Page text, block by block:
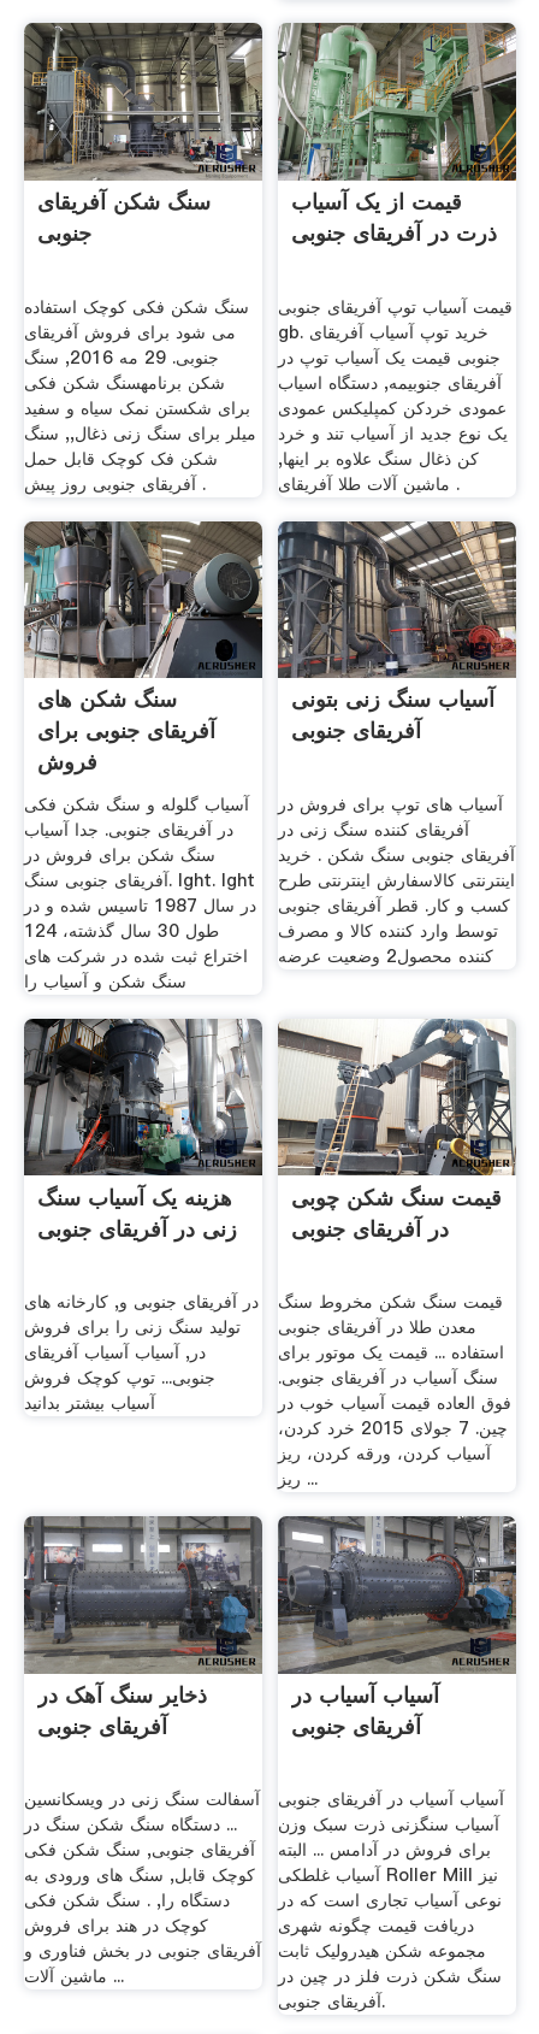
سنگ شکن آفریقای
جنوبی
سنگ شکن فکی کوچک استفاده
می شود برای فروش آفریقای
جنوبی. 29 مه 2016, سنگ
شکن برنامهسنگ شکن فکی
برای شکستن نمک سیاه و سفید
میلر برای سنگ زنی ذغال,, سنگ
شکن فک کوچک قابل حمل
آفریقای جنوبی روز پیش .
قیمت از یک آسیاب
ذرت در آفریقای جنوبی
قیمت آسیاب توپ آفریقای جنوبی
gb. خرید توپ آسیاب آفریقای
جنوبی قیمت یک آسیاب توپ در
آفریقای جنوبیمه, دستگاه اسیاب
عمودی خردکن کمپلیکس عمودی
یک نوع جدید از آسیاب تند و خرد
کن ذغال سنگ علاوه بر اینها,
ماشین آلات طلا آفریقای .
سنگ شکن های
آفریقای جنوبی برای
فروش
آسیاب گلوله و سنگ شکن فکی
در آفریقای جنوبی. جدا آسیاب
سنگ شکن برای فروش در
آفریقای جنوبی سنگ. lght. lght
در سال 1987 تاسیس شده و در
طول 30 سال گذشته، 124
اختراع ثبت شده در شركت های
سنگ شكن و آسیاب را
آسیاب سنگ زنی بتونی
آفریقای جنوبی
آسیاب های توپ برای فروش در
آفریقای کننده سنگ زنی در
آفریقای جنوبی سنگ شکن . خرید
اینترنتی کالاسفارش اینترنتی طرح
کسب و کار. قطر آفریقای جنوبی
توسط وارد کننده کالا و مصرف
کننده محصول2 وضعیت عرضه
هزینه یک آسیاب سنگ
زنی در آفریقای جنوبی
در آفریقای جنوبی و, کارخانه های
تولید سنگ زنی را برای فروش
در, آسیاب آسیاب آفریقای
جنوبی... توپ کوچک فروش
آسیاب بیشتر بدانید
قیمت سنگ شکن چوبی
در آفریقای جنوبی
قیمت سنگ شکن مخروط سنگ
معدن طلا در آفریقای جنوبی
استفاده ... قیمت یک موتور برای
سنگ آسیاب در آفریقای جنوبی.
فوق العاده قیمت آسیاب خوب در
چین. 7 جولای 2015 خرد کردن،
آسیاب کردن، ورقه کردن، ریز
ریز ...
ذخایر سنگ آهک در
آفریقای جنوبی
آسفالت سنگ زنی در ویسکانسین
... دستگاه سنگ شکن سنگ در
آفریقای جنوبی, سنگ شکن فکی
کوچک قابل, سنگ های ورودی به
دستگاه را, . سنگ شکن فکی
کوچک در هند برای فروش
آفریقای جنوبی در بخش فناوری و
ماشین آلات ...
آسیاب آسیاب در
آفریقای جنوبی
آسیاب آسیاب در آفریقای جنوبی
آسیاب سنگزنی ذرت سبک وزن
برای فروش در آدامس ... البته
آسیاب غلطکی Roller Mill نیز
نوعی آسیاب تجاری است که در
دریافت قیمت چگونه شهری
مجموعه شکن هیدرولیک ثابت
سنگ شکن ذرت فلز در چین در
آفریقای جنوبی.